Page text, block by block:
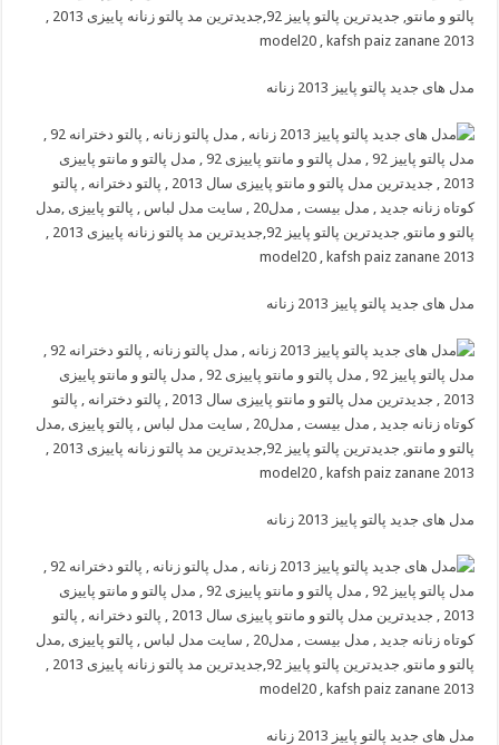
مدل های جدید پالتو پاییز 2013 زنانه
مدل های جدید پالتو پاییز 2013 زنانه
مدل های جدید پالتو پاییز 2013 زنانه
مدل های جدید پالتو پاییز 2013 زنانه